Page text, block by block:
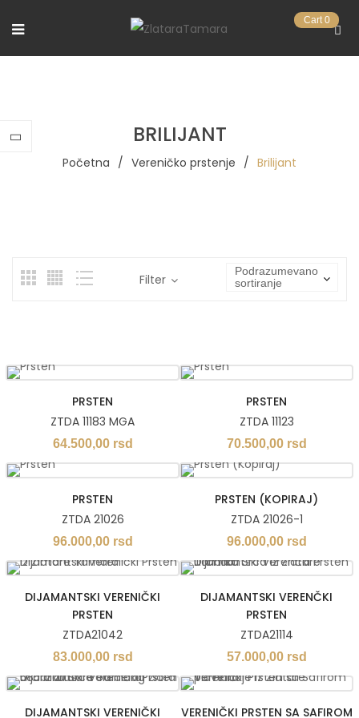
Cart 0
BRILIJANT
Početna / Vereničko prstenje / Brilijant
Filter
Podrazumevano
sortiranje
PRSTEN
ZTDA 11183 MGA
64.500,00 rsd
PRSTEN
ZTDA 11123
70.500,00 rsd
PRSTEN
ZTDA 21026
96.000,00 rsd
PRSTEN (KOPIRAJ)
ZTDA 21026-1
96.000,00 rsd
DIJAMANTSKI VERENIČKI
PRSTEN
ZTDA21042
83.000,00 rsd
DIJAMANTSKI VERENČKI
PRSTEN
ZTDA21114
57.000,00 rsd
DIJAMANTSKI VERENIČKI VERENIČKI PRSTEN SA SAFIROM